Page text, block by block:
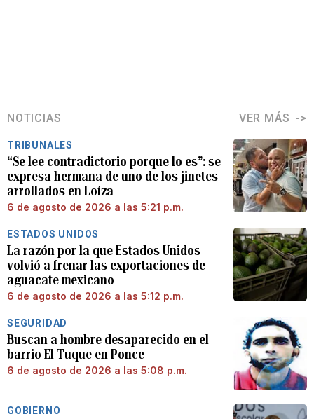
NOTICIAS VER MÁS
TRIBUNALES
“Se lee contradictorio porque lo es”: se
expresa hermana de uno de los jinetes
arrollados en Loíza
6 de agosto de 2026 a las 5:21 p.m.
ESTADOS UNIDOS
La razón por la que Estados Unidos
volvió a frenar las exportaciones de
aguacate mexicano
6 de agosto de 2026 a las 5:12 p.m.
SEGURIDAD
Buscan a hombre desaparecido en el
barrio El Tuque en Ponce
6 de agosto de 2026 a las 5:08 p.m.
GOBIERNO